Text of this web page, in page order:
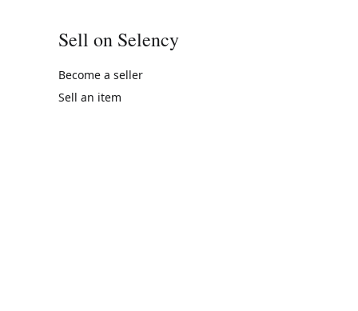
Sell on Selency
Become a seller
Sell an item